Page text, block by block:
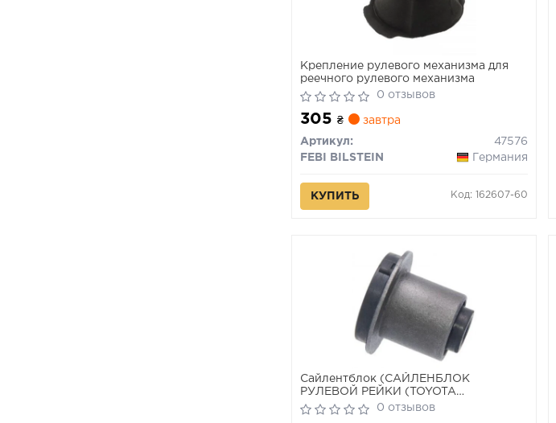
Крепление рулевого механизма для
реечного рулевого механизма
0 отзывов
305 ₴ завтра
Артикул:
47576
FEBI BILSTEIN
Германия
КУПИТЬ Код: 162607-60
Сайлентблок (САЙЛЕНБЛОК
РУЛЕВОЙ РЕЙКИ (TOYOTA
PICNIC/AVENSIS VERSO ACM20 2001-
2005) FEBEST)
0 отзывов